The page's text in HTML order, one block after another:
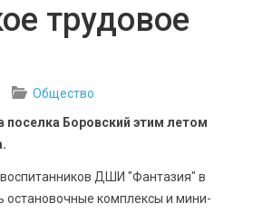
трудовое
Общество
Боровский этим летом
воспитанников ДШИ "Фантазия" в
остановочные комплексы и мини-